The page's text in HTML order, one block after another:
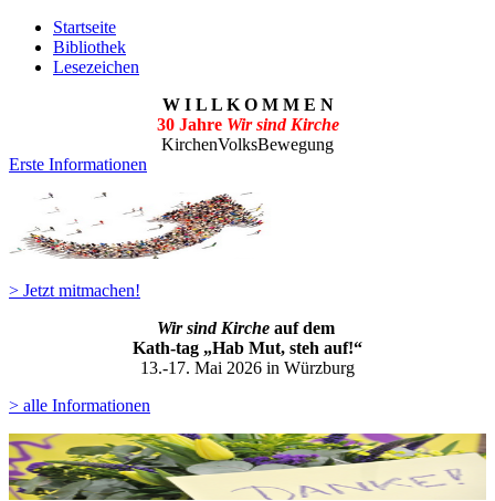
Startseite
Bibliothek
Lesezeichen
W I L L K O M M E N
30 Jahre Wir sind Kirche
KirchenVolksBewegung
Erste Informationen
> Jetzt mitmachen!
Wir sind Kirche auf dem
Kath-tag „Hab Mut, steh auf!“
13.-17. Mai 2026 in Würzburg
> alle Informationen